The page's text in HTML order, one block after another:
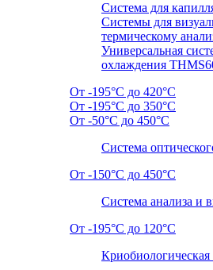
Система для
Системы для
термическому
Универсальная
охлаждения
От -195°C до 420°C
От -195°C до 350°C
От -50°C до 450°C
Система
От -150°C до 450°C
Система анализа и
От -195°C до 120°C